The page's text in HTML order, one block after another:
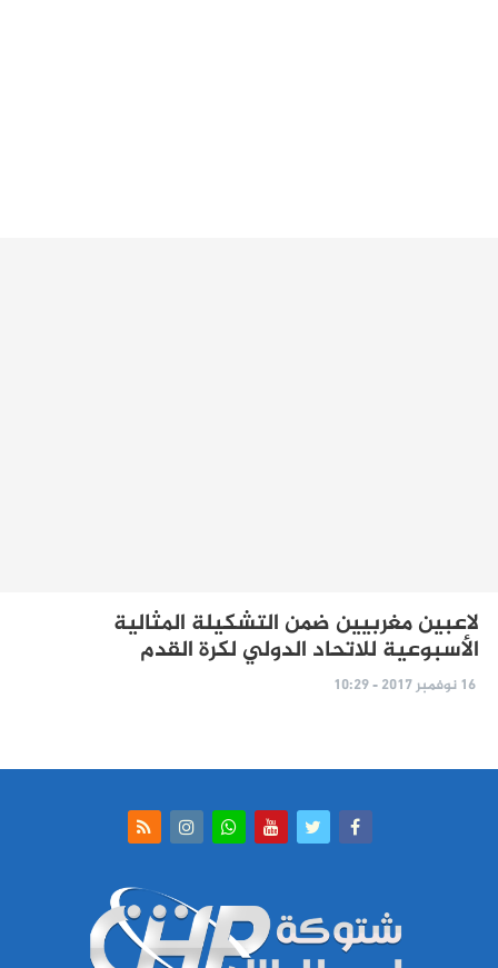
لاعبين مغربيين ضمن التشكيلة المثالية
الأسبوعية للاتحاد الدولي لكرة القدم
16 نوفمبر 2017 - 10:29